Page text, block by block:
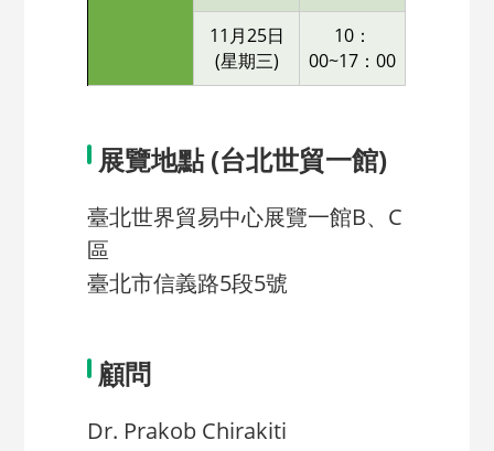
11月25日
(星期三)
10：
00~17：00
展覽地點 (台北世貿一館)
臺北世界貿易中心展覽一館B、C
區
臺北市信義路5段5號
顧問
Dr. Prakob Chirakiti